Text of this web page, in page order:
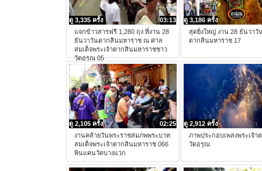
03:13
ดู 3,335 ครั้ง
แจกข้าวสารฟรี 1,280 ถุง ที่งาน 28
ธันวาวันตากสินมหาราช ณ ศาล
สมเด็จพระเจ้าตากสินมหาราชชาว
วัดอรุณ 05
ดู 3,186 ครั้ง
สุดยิ่งใหญ่ งาน 28 ธันวาวั
ตากสินมหาราช 17
02:25
ดู 2,105 ครั้ง
งานคล้ายวันพระราชสมภพพระบาท
สมเด็จพระเจ้าตากสินมหาราช 066
พินแคนวัดบางแวก
ดู 2,912 ครั้ง
ภาพประกอบเพลงพระเจ้า
วัดอรุณ